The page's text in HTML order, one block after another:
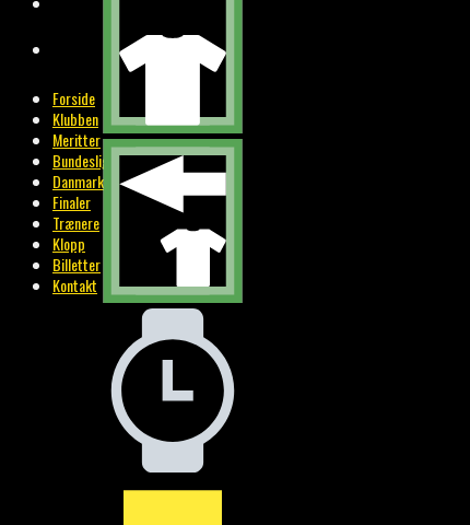
Forside
Klubben
Meritter
Bundesliga
Danmark
Finaler
Trænere
Klopp
Billetter
Kontakt